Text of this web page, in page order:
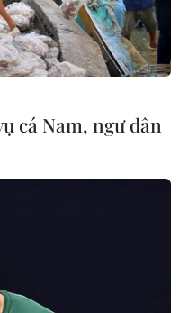
cá Nam, ngư dân